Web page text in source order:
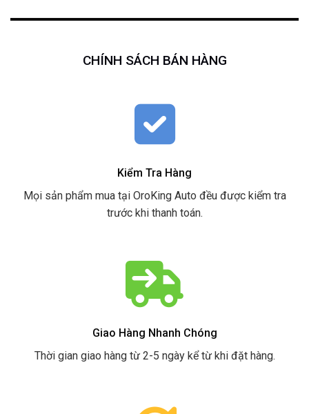
CHÍNH SÁCH BÁN HÀNG
Kiểm Tra Hàng
Mọi sản phẩm mua tại OroKing Auto đều được kiểm tra
trước khi thanh toán.
Giao Hàng Nhanh Chóng
Thời gian giao hàng từ 2-5 ngày kể từ khi đặt hàng.